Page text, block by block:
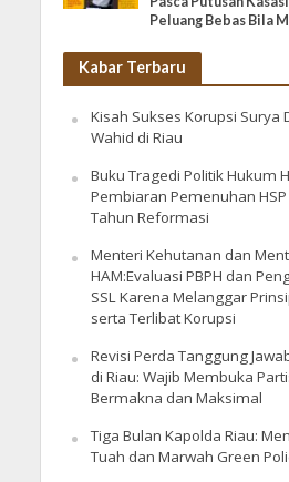
Peluang Bebas Bila
Kabar Terbaru
Kisah Sukses Korupsi Surya
Wahid di Riau
Buku Tragedi Politik Hukum
Pembiaran Pemenuhan
Tahun Reformasi
Menteri Kehutanan dan
HAM:Evaluasi PBPH dan
SSL Karena Melanggar
serta Terlibat Korupsi
Revisi Perda Tanggung
di Riau: Wajib Membuka
Bermakna dan Maksimal
Tiga Bulan Kapolda Riau:
Tuah dan Marwah Green